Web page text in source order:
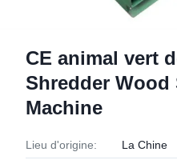
CE animal vert
Shredder Wood
Machine
Lieu d'origine: La Chine